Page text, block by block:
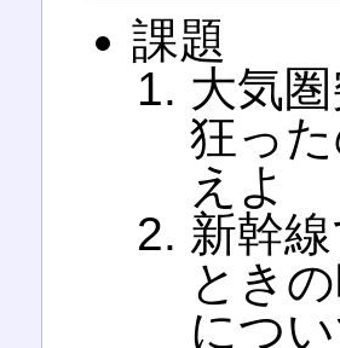
課題
大気
狂っ
えよ
新幹
とき
につ